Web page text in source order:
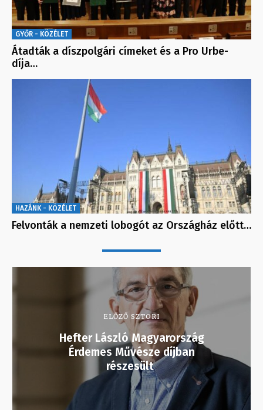
GYŐR - KÖZÉLET
Átadták a díszpolgári címeket és a Pro Urbe-
díja…
HAZÁNK - KÖZÉLET
Felvonták a nemzeti lobogót az Országház előtt…
ELŐZŐ SZTORI
Hefter László Magyarország
Érdemes Művésze díjban
részesült